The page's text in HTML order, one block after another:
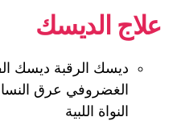
علاج الديسك
ديسك الرقبة ديسك
الغضروفي عرق
النواة اللبية